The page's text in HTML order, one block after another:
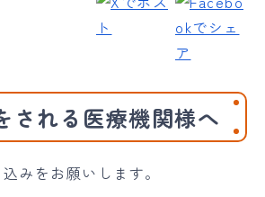
される医療機関様へ
みをお願いします。